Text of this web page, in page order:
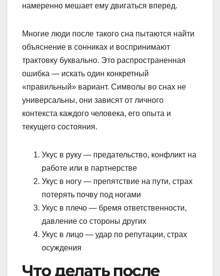
намеренно мешает ему двигаться вперед.
Многие люди после такого сна пытаются найти
объяснение в сонниках и воспринимают
трактовку буквально. Это распространенная
ошибка — искать один конкретный
«правильный» вариант. Символы во снах не
универсальны, они зависят от личного
контекста каждого человека, его опыта и
текущего состояния.
Укус в руку — предательство, конфликт на
работе или в партнерстве
Укус в ногу — препятствие на пути, страх
потерять почву под ногами
Укус в плечо — бремя ответственности,
давление со стороны других
Укус в лицо — удар по репутации, страх
осуждения
Что делать после